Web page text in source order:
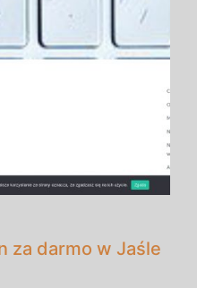
za darmo w Jaśle